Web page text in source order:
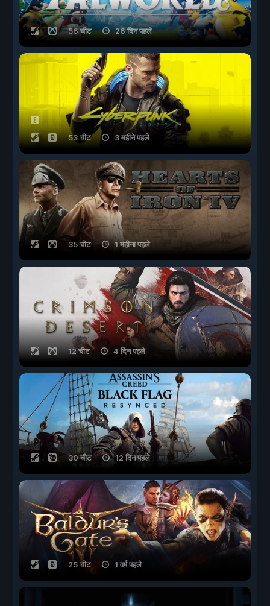
56 चीट 26 दिन पहले
53 चीट 3 महीने पहले
35 चीट 1 महीना पहले
12 चीट 4 दिन पहले
30 चीट 12 दिन पहले
25 चीट 1 वर्ष पहले